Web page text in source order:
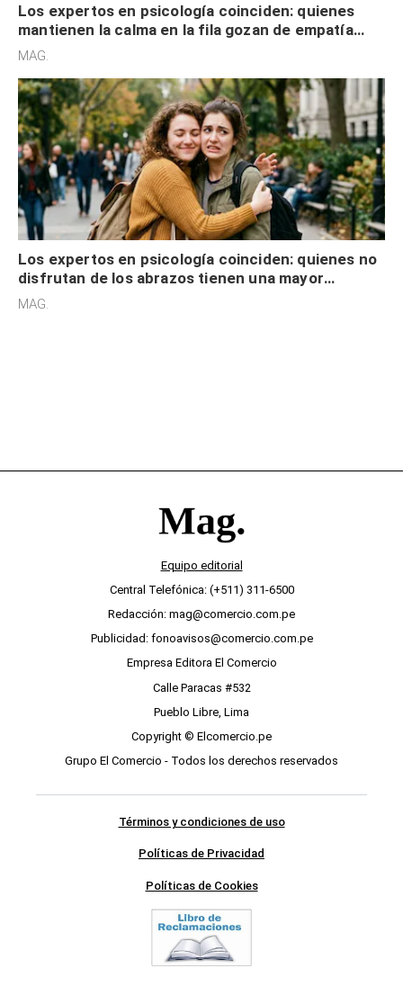
Los expertos en psicología coinciden: quienes
mantienen la calma en la fila gozan de empatía
cognitiva, gratitud y no solo tienen autocontrol
MAG.
Los expertos en psicología coinciden: quienes no
disfrutan de los abrazos tienen una mayor
sensibilidad a los estímulos físicos y no es por
MAG.
Equipo editorial
Central Telefónica: (+511) 311-6500
Redacción: mag@comercio.com.pe
Publicidad: fonoavisos@comercio.com.pe
Empresa Editora El Comercio
Calle Paracas #532
Pueblo Libre, Lima
Copyright © Elcomercio.pe
Grupo El Comercio - Todos los derechos reservados
Términos y condiciones de uso
Políticas de Privacidad
Políticas de Cookies